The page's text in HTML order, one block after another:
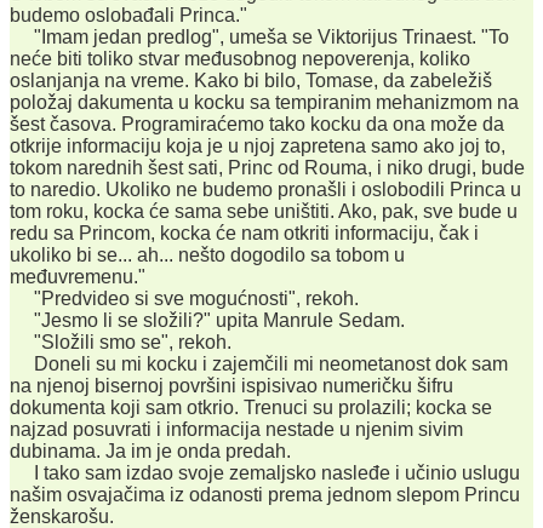
budemo oslobađali Princa."
"Imam jedan predlog", umeša se Viktorijus Trinaest. "To
neće biti toliko stvar međusobnog nepoverenja, koliko
oslanjanja na vreme. Kako bi bilo, Tomase, da zabeležiš
položaj dakumenta u kocku sa tempiranim mehanizmom na
šest časova. Programiraćemo tako kocku da ona može da
otkrije informaciju koja je u njoj zapretena samo ako joj to,
tokom narednih šest sati, Princ od Rouma, i niko drugi, bude
to naredio. Ukoliko ne budemo pronašli i oslobodili Princa u
tom roku, kocka će sama sebe uništiti. Ako, pak, sve bude u
redu sa Princom, kocka će nam otkriti informaciju, čak i
ukoliko bi se... ah... nešto dogodilo sa tobom u
međuvremenu."
"Predvideo si sve mogućnosti", rekoh.
"Jesmo li se složili?" upita Manrule Sedam.
"Složili smo se", rekoh.
Doneli su mi kocku i zajemčili mi neometanost dok sam
na njenoj bisernoj površini ispisivao numeričku šifru
dokumenta koji sam otkrio. Trenuci su prolazili; kocka se
najzad posuvrati i informacija nestade u njenim sivim
dubinama. Ja im je onda predah.
I tako sam izdao svoje zemaljsko nasleđe i učinio uslugu
našim osvajačima iz odanosti prema jednom slepom Princu
ženskarošu.